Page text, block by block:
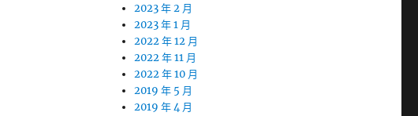
2023 年 2 月
2023 年 1 月
2022 年 12 月
2022 年 11 月
2022 年 10 月
2019 年 5 月
2019 年 4 月